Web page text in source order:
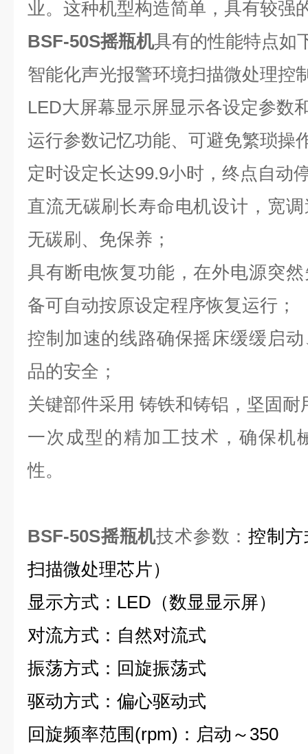
业。这种机型构造简单，具有较强
BSF-50S摇瓶机具有的性能特点如
智能化声光报警环境扫描微处理控
LED大屏幕显示屏显示各设定参数
运行参数记忆功能、可避免繁琐操
定时设定长达99.9小时，终点自动
直流无碳刷长寿命电机设计，宽
无碳刷、免保养；
具有断电恢复功能，在外电源突
备可自动按原设定程序恢复运行；
控制加速的线路确保摇床缓缓启
品的安全；
关键部件采用 铸铁和铸铝，坚固耐
一次成型的精加工技术，确保机
性。
BSF-50S摇瓶机技术参数：控制方
扫描微处理芯片）
显示方式：LED（数显显示屏）
对流方式：自然对流式
振荡方式：回旋振荡式
驱动方式：偏心驱动式
回旋频率范围(rpm)：启动～350